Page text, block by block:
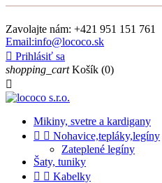
Zavolajte nám: +421 951 151 761
Email:info@lococo.sk
 Prihlásiť sa
shopping_cart Košík (0)

Mikiny, svetre a kardigany
  Nohavice,tepláky,legíny
Zateplené legíny
Šaty, tuniky
  Kabelky